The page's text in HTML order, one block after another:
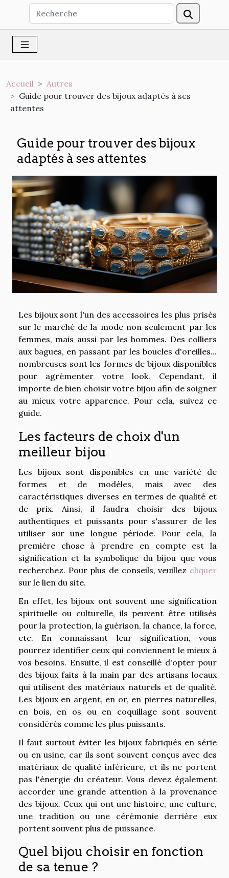
Accueil
Autres
Guide pour trouver des bijoux adaptés à ses
attentes
Guide pour trouver des bijoux
adaptés à ses attentes
Les bijoux sont l'un des accessoires les plus prisés
sur le marché de la mode non seulement par les
femmes, mais aussi par les hommes. Des colliers
aux bagues, en passant par les boucles d'oreilles...
nombreuses sont les formes de bijoux disponibles
pour agrémenter votre look. Cependant, il
importe de bien choisir votre bijou afin de soigner
au mieux votre apparence. Pour cela, suivez ce
guide.
Les facteurs de choix d'un
meilleur bijou
Les bijoux sont disponibles en une variété de
formes et de modèles, mais avec des
caractéristiques diverses en termes de qualité et
de prix. Ainsi, il faudra choisir des bijoux
authentiques et puissants pour s'assurer de les
utiliser sur une longue période. Pour cela, la
première chose à prendre en compte est la
signification et la symbolique du bijou que vous
recherchez. Pour plus de conseils, veuillez cliquer
sur le lien du site.
En effet, les bijoux ont souvent une signification
spirituelle ou culturelle, ils peuvent être utilisés
pour la protection, la guérison, la chance, la force,
etc. En connaissant leur signification, vous
pourrez identifier ceux qui conviennent le mieux à
vos besoins. Ensuite, il est conseillé d'opter pour
des bijoux faits à la main par des artisans locaux
qui utilisent des matériaux naturels et de qualité.
Les bijoux en argent, en or, en pierres naturelles,
en bois, en os ou en coquillage sont souvent
considérés comme les plus puissants.
Il faut surtout éviter les bijoux fabriqués en série
ou en usine, car ils sont souvent conçus avec des
matériaux de qualité inférieure, et ils ne portent
pas l'énergie du créateur. Vous devez également
accorder une grande attention à la provenance
des bijoux. Ceux qui ont une histoire, une culture,
une tradition ou une cérémonie derrière eux
portent souvent plus de puissance.
Quel bijou choisir en fonction
de sa tenue ?